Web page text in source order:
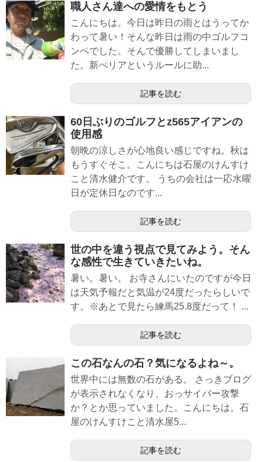
職人さん達への愛情をもとう
こんにちは。今日は昨日の雨とはうってか
わって暑い！そんな昨日は雨の中ゴルフコ
ンペでした。そんで優勝してしまいまし
た。新ぺリアというルールに助...
記事を読む
60日ぶりのゴルフとz565アイアンの
使用感
朝晩の涼しさが心地良い感じですね。秋は
もうすぐそこ。こんにちは石屋のけんすけ
こと清水健介です。 うちの会社は一応水曜
日が定休日なのです...
記事を読む
世の中を違う視点で見てみよう。そん
な感性で生きていきたいね。
暑い。暑い。 お寺さんにいたのですが今日
は天気予報だと気温が24度だったらしいで
す。※あとで見たら練馬25.8度だって！ ...
記事を読む
この石なんの石？気になるよね～。
世界中には無数の石がある。 さっきブログ
が表示されなくなり、おっサイバー攻撃
か？とか思っていました。こんにちは。石
屋のけんすけこと清水屋5...
記事を読む